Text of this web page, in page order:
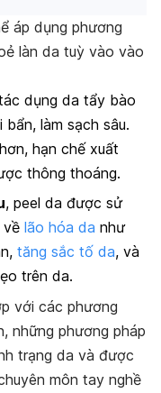
áp dụng phương
làn da tuỳ vào vào
dụng da tẩy bào
làm sạch sâu.
hạn chế xuất
thông thoáng.
, peel da được sử
về lão hóa da như
tăng sắc tố da, và
trên da.
với các phương
những phương pháp
trạng da và được
môn tay nghề